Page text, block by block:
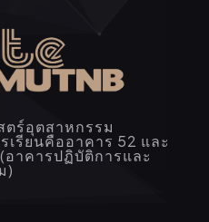
ร์อุตสาหกรรม
เรียนคืออาคาร 52 และ
อาคารปฏิบัติการและ
)